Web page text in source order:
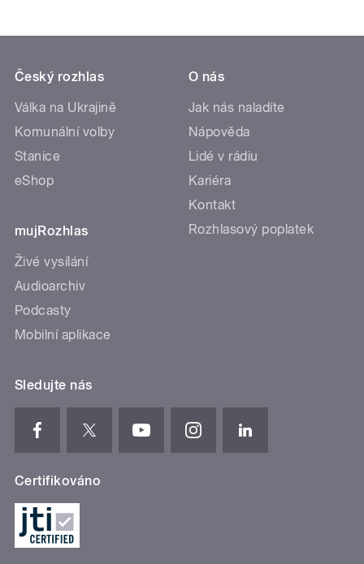
Český rozhlas
Válka na Ukrajině
Komunální volby
Stanice
eShop
mujRozhlas
Živé vysílání
Audioarchiv
Podcasty
Mobilní aplikace
O nás
Jak nás naladíte
Nápověda
Lidé v rádiu
Kariéra
Kontakt
Rozhlasový poplatek
Sledujte nás
Certifikováno